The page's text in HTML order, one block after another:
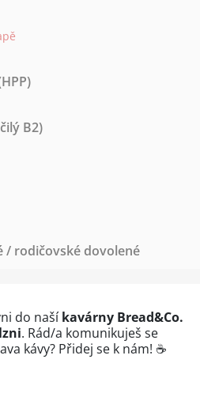
B2)
/ rodičovské dovolené
do našíkavárny Bread&Co.
. Rád/a komunikuješ se
kávy? Přidej se k nám! ☕